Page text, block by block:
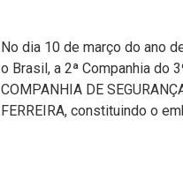
No dia 10 de março do ano
o Brasil, a 2ª Companhia do
COMPANHIA DE
FERREIRA, constituindo o